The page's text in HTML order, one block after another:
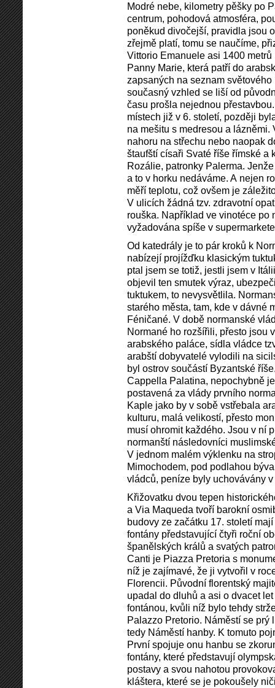
Modré nebe, kilometry pěšky po
centrum, pohodová atmosféra,
poněkud divočejší, pravidla jsou
zřejmě platí, tomu se naučíme,
Vittorio Emanuele asi 1400
Panny Marie, která patří do
zapsaných na seznam
současný vzhled se liší od
času prošla nejednou
místech již v 6. století, později
na mešitu s medresou a lázněmi.
nahoru na střechu nebo naopak
štaufští císaři Svaté říše římské a
Rozálie, patronky Palerma.
a to v horku nedáváme. A nejen
měří teplotu, což ovšem je
V ulicích žádná tzv. zdravotní
rouška. Například ve vinotéce po
vyžadována spíše v
Od katedrály je to pár kroků k
nabízejí projížďku klasickým
ptal jsem se totiž, jestli jsem v
objevil ten smutek výraz,
tuktukem, to nevysvětlila.
starého města, tam, kde v dávné
Féničané. V době normanské
Normané ho rozšířili, přesto jsou
arabského paláce, sídla vládce
arabští dobyvatelé vylodili na
byl ostrov součástí Byzantské
Cappella Palatina, nepochybně
postavená za vlády prvního
Kaple jako by v sobě vstřebala
kulturu, malá velikostí, přesto
musí ohromit každého. Jsou v ní
normanští následovníci
V jednom malém výklenku na
Mimochodem, pod podlahou
vládců, peníze byly uchovávány
Křižovatku dvou tepen
a Via Maqueda tvoří barokní
budovy ze začátku 17. století
fontány představující čtyři roční
španělských králů a svatých
Canti je Piazza Pretoria s
níž je zajímavé, že ji vytvořil v
Florencii. Původní florentský
upadal do dluhů a asi o dvacet
fontánou, kvůli níž bylo tehdy
Palazzo Pretorio. Náměstí se
tedy Náměstí hanby. K tomuto
První spojuje onu hanbu se
fontány, které představují
postavy a svou nahotou
kláštera, které se je pokoušely